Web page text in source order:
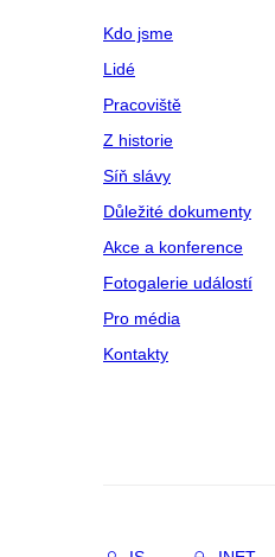
Kdo jsme
Lidé
Pracoviště
Z historie
Síň slávy
Důležité dokumenty
Akce a konference
Fotogalerie událostí
Pro média
Kontakty